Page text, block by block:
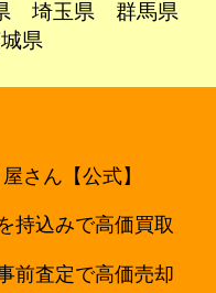
埼玉県
群馬県
県
さん【公式】
持込みで高価買取
前査定で高価売却